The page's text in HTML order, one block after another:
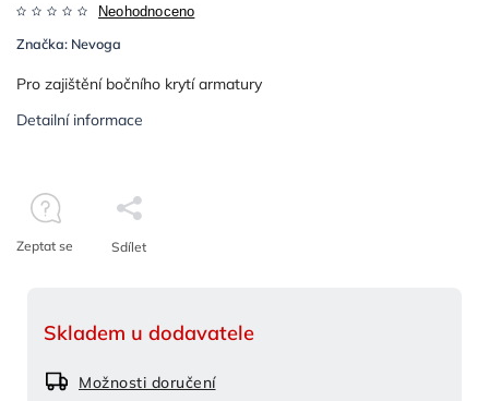
Neohodnoceno
Značka: Nevoga
Skladem u dodavatele
Možnosti doručení
Pro zajištění bočního krytí armatury
Detailní informace
Zeptat se Sdílet